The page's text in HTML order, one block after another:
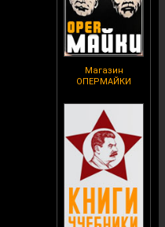
Магазин
ОПЕРМАЙКИ